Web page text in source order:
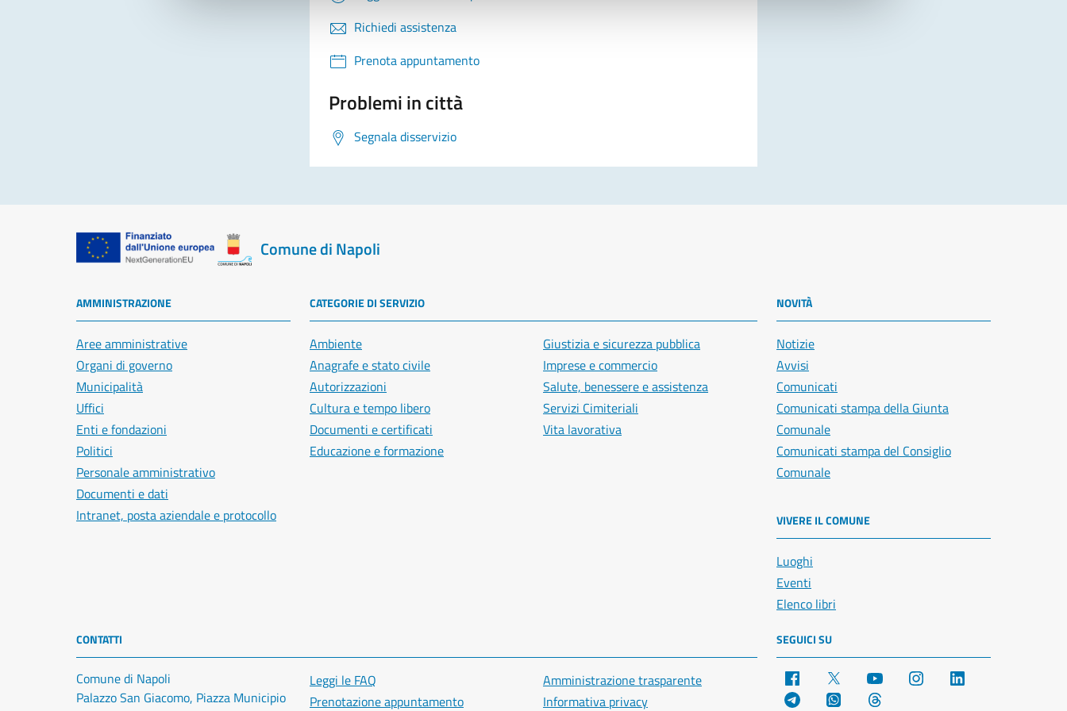
Richiedi assistenza
Prenota appuntamento
Problemi in città
Segnala disservizio
Comune di Napoli
AMMINISTRAZIONE
Aree amministrative
Organi di governo
Municipalità
Uffici
Enti e fondazioni
Politici
Personale amministrativo
Documenti e dati
Intranet, posta aziendale e protocollo
CATEGORIE DI SERVIZIO
Ambiente
Anagrafe e stato civile
Autorizzazioni
Cultura e tempo libero
Documenti e certificati
Educazione e formazione
Giustizia e sicurezza pubblica
Imprese e commercio
Salute, benessere e assistenza
Servizi Cimiteriali
Vita lavorativa
NOVITÀ
Notizie
Avvisi
Comunicati
Comunicati stampa della Giunta
Comunale
Comunicati stampa del Consiglio
Comunale
VIVERE IL COMUNE
Luoghi
Eventi
Elenco libri
CONTATTI
Comune di Napoli
Palazzo San Giacomo, Piazza Municipio
Leggi le FAQ
Prenotazione appuntamento
Amministrazione trasparente
Informativa privacy
SEGUICI SU
Facebook YouTube Instagram
Telegram WhatsApp